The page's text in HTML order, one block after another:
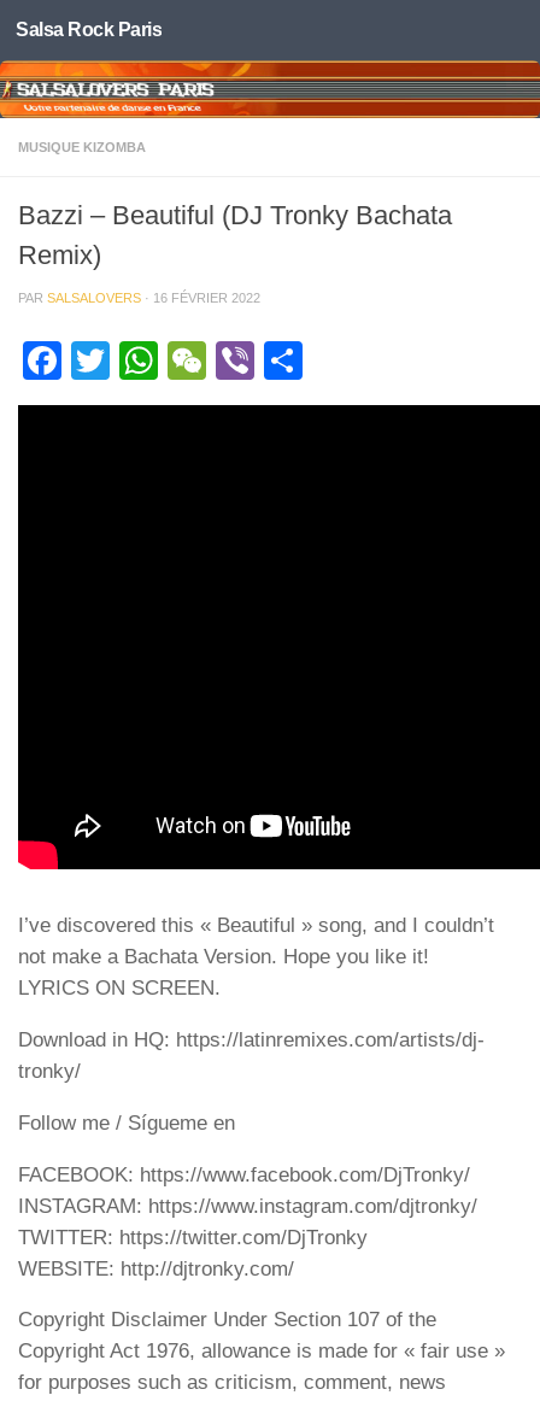
Skip to content
Salsa Rock Paris
MUSIQUE KIZOMBA
Bazzi – Beautiful (DJ Tronky Bachata
Remix)
PAR SALSALOVERS · 16 FÉVRIER 2022
Facebook
TwitterWhatsApp
WeChat
Viber
I’ve discovered this « Beautiful » song, and I couldn’t
not make a Bachata Version. Hope you like it!
LYRICS ON SCREEN.
Download in HQ: https://latinremixes.com/artists/dj-
tronky/
Follow me / Sígueme en
FACEBOOK: https://www.facebook.com/DjTronky/
INSTAGRAM: https://www.instagram.com/djtronky/
TWITTER: https://twitter.com/DjTronky
WEBSITE: http://djtronky.com/
Copyright Disclaimer Under Section 107 of the
Copyright Act 1976, allowance is made for « fair use »
for purposes such as criticism, comment, news